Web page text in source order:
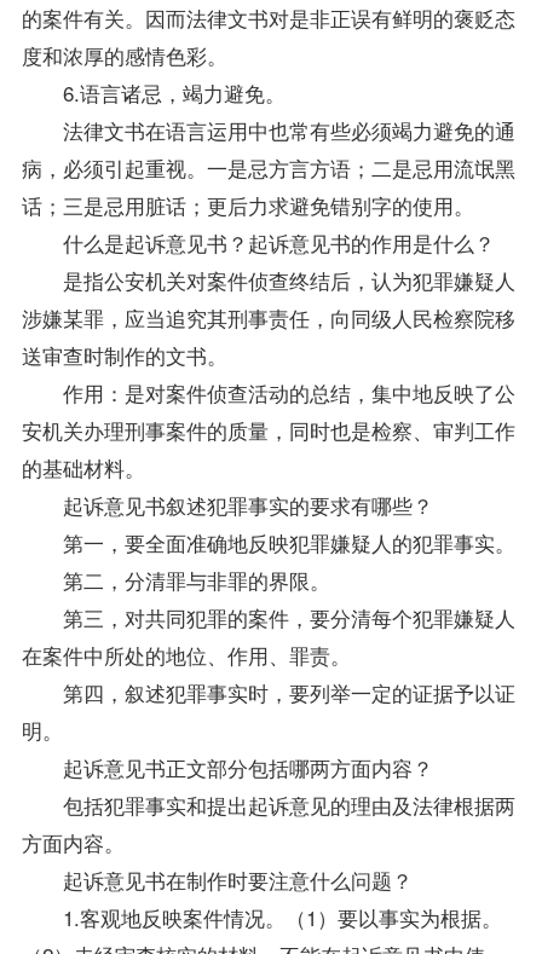
的案件有关。因而法律文书对是非正误有鲜明的褒贬态
度和浓厚的感情色彩。
6.语言诸忌，竭力避免。
法律文书在语言运用中也常有些必须竭力避免的通
病，必须引起重视。一是忌方言方语；二是忌用流氓黑
话；三是忌用脏话；更后力求避免错别字的使用。
什么是起诉意见书？起诉意见书的作用是什么？
是指公安机关对案件侦查终结后，认为犯罪嫌疑人
涉嫌某罪，应当追究其刑事责任，向同级人民检察院移
送审查时制作的文书。
作用：是对案件侦查活动的总结，集中地反映了公
安机关办理刑事案件的质量，同时也是检察、审判工作
的基础材料。
起诉意见书叙述犯罪事实的要求有哪些？
第一，要全面准确地反映犯罪嫌疑人的犯罪事实。
第二，分清罪与非罪的界限。
第三，对共同犯罪的案件，要分清每个犯罪嫌疑人
在案件中所处的地位、作用、罪责。
第四，叙述犯罪事实时，要列举一定的证据予以证
明。
起诉意见书正文部分包括哪两方面内容？
包括犯罪事实和提出起诉意见的理由及法律根据两
方面内容。
起诉意见书在制作时要注意什么问题？
1.客观地反映案件情况。（1）要以事实为根据。